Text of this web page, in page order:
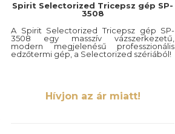
Spirit Selectorized Tricepsz gép SP-
3508
A Spirit Selectorized Tricepsz gép SP-
3508 egy masszív vázszerkezetű,
modern megjelenésű professzionális
edzőtermi gép, a Selectorized szériából!
Hívjon az ár miatt!